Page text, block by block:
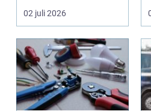
Aabenraa være
forskell...
02 juli 2026